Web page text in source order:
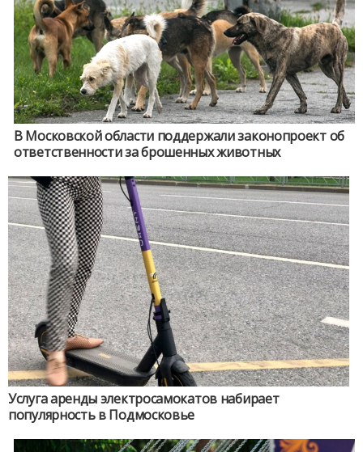
В Московской области поддержали законопроект об
ответственности за брошенных животных
Услуга аренды электросамокатов набирает
популярность в Подмосковье